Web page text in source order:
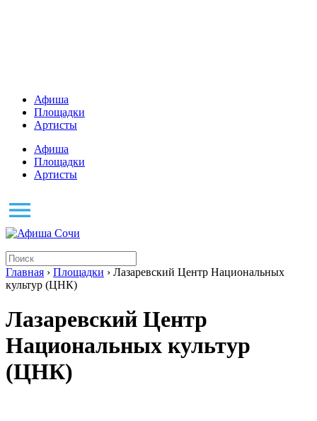
Афиша
Площадки
Артисты
Афиша
Площадки
Артисты
Главная › Площадки › Лазаревский Центр Национальных
культур (ЦНК)
Лазаревский Центр
Национальных культур
(ЦНК)